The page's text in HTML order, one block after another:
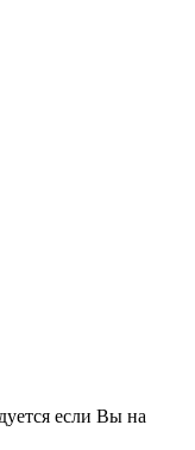
если Вы на